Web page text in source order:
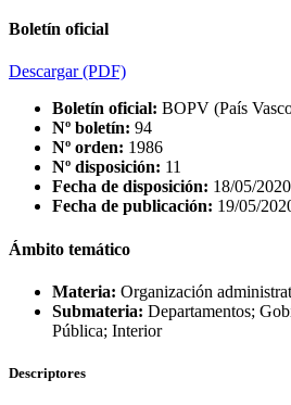
Boletín oficial
Descargar(PDF)
Boletín oficial: BOPV (País
Nº boletín: 94
Nº orden: 1986
Nº disposición: 11
Fecha de disposición: 18/05/2020
Fecha de publicación: 19/05/
Ámbito temático
Materia: Organización
Submateria: Departamentos;
Pública; Interior
Descriptores